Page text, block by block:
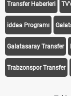
Transfer Haberleri
iddaa Programı
Galatasaray Transfer
Trabzonspor Transfer